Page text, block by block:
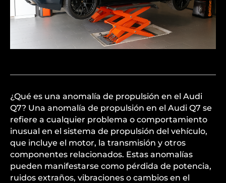
¿Qué es una anomalía de propulsión en el Audi
Q7? Una anomalía de propulsión en el Audi Q7 se
refiere a cualquier problema o comportamiento
inusual en el sistema de propulsión del vehículo,
que incluye el motor, la transmisión y otros
componentes relacionados. Estas anomalías
pueden manifestarse como pérdida de potencia,
ruidos extraños, vibraciones o cambios en el